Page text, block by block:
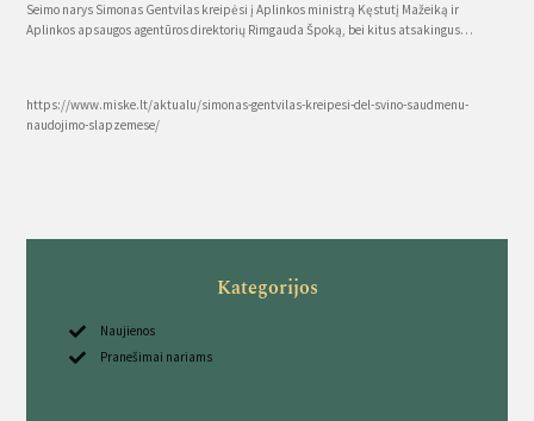
Seimo narys Simonas Gentvilas kreipėsi į Aplinkos ministrą Kęstutį Mažeiką ir
Aplinkos apsaugos agentūros direktorių Rimgauda Špoką, bei kitus atsakingus…
https://www.miske.lt/aktualu/simonas-gentvilas-kreipesi-del-svino-saudmenu-
naudojimo-slapzemese/
Kategorijos
Naujienos
Pranešimai nariams